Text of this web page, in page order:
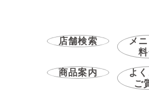
店舗検索
メ
商品案内
よ
ご